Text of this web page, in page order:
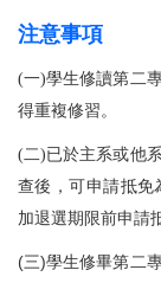
注意事項
(一)學生修讀第二
得重複修習。
(二)已於主系或他
查後，可申請抵免
加退選期限前申請
(三)學生修畢第二